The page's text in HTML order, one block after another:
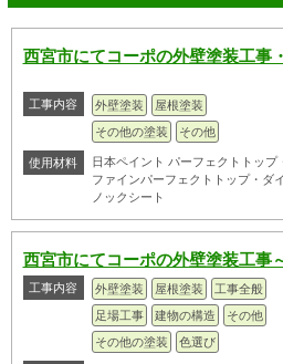
西宮市にてコーポの外壁塗装工事
工事内容 外壁塗装
屋根塗装
その他の塗装
その他
使用材料
日本ペイント パーフェクトトップ
ファインパーフェクトトップ・ダイ
ノックシート
西宮市にてコーポの外壁塗装工事
工事内容 外壁塗装 屋根塗装
工事全般
足場工事
建物の構造
その他
その他の塗装
色選び